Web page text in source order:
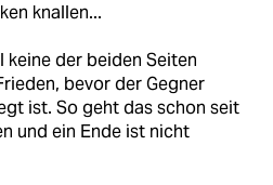
knallen...
keine der beiden Seiten
bevor der Gegner
ist. So geht das schon seit
und ein Ende ist nicht